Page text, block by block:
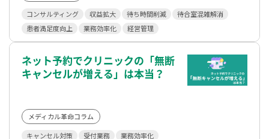
コンサルティング 収益拡大 待ち時間削減
待合室混雑解消
患者満足度向上
業務効率化 経営管理
ネット予約でクリニックの「無断
キャンセルが増える」は本当？
メディカル革命コラム
キャンセル対策 受付業務 業務効率化